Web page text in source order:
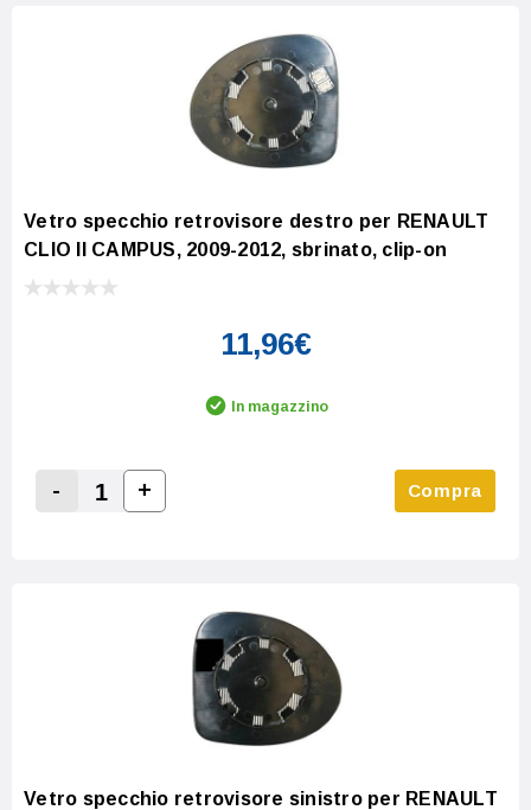
Vetro specchio retrovisore destro per RENAULT
CLIO II CAMPUS, 2009-2012, sbrinato, clip-on
11,96€
In magazzino
Decrease Quantity:
-
Increase Quantity:
+ Compra
Vetro specchio retrovisore sinistro per RENAULT